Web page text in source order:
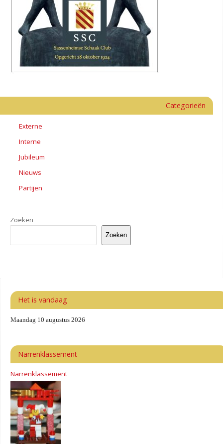
Categorieën
Externe
Interne
Jubileum
Nieuws
Partijen
Zoeken
Zoeken
Het is vandaag
Maandag 10 augustus 2026
Narrenklassement
Narrenklassement